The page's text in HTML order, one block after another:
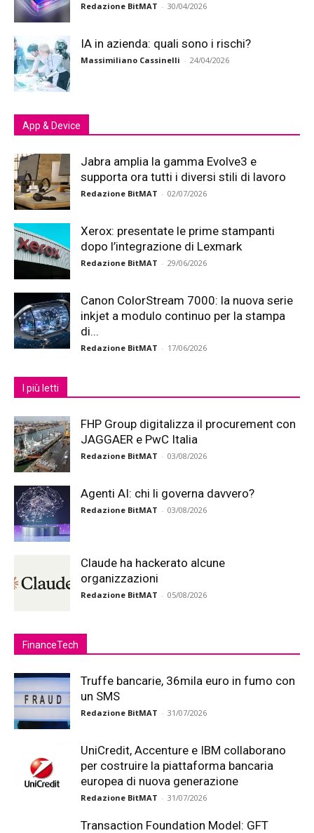
Redazione BitMAT - 30/04/2026
IA in azienda: quali sono i rischi?
Massimiliano Cassinelli - 24/04/2026
App & Device
Jabra amplia la gamma Evolve3 e
supporta ora tutti i diversi stili di lavoro
Redazione BitMAT - 02/07/2026
Xerox: presentate le prime stampanti
dopo l’integrazione di Lexmark
Redazione BitMAT - 29/06/2026
Canon ColorStream 7000: la nuova serie
inkjet a modulo continuo per la stampa
di...
Redazione BitMAT - 17/06/2026
I più letti
FHP Group digitalizza il procurement con
JAGGAER e PwC Italia
Redazione BitMAT - 03/08/2026
Agenti AI: chi li governa davvero?
Redazione BitMAT - 03/08/2026
Claude ha hackerato alcune
organizzazioni
Redazione BitMAT - 05/08/2026
FinanceTech
Truffe bancarie, 36mila euro in fumo con
un SMS
Redazione BitMAT - 31/07/2026
UniCredit, Accenture e IBM collaborano
per costruire la piattaforma bancaria
europea di nuova generazione
Redazione BitMAT - 31/07/2026
Transaction Foundation Model: GFT